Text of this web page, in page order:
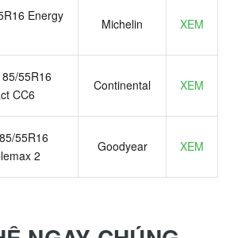
Energy
Michelin XEM
55R16
CC6
Continental XEM
55R16
2
Goodyear XEM